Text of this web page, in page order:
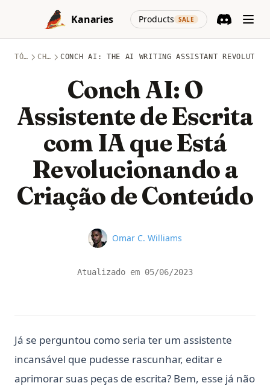
Skip to content
Kanaries
Products SALE
(opens in a
TÓPICOS CHATGPT CONCH AI: THE AI WRITING ASSISTANT
Conch AI: O
Assistente de Escrita
com IA que Está
Revolucionando a
Criação de Conteúdo
Name
Omar C. Williams
Atualizado em 05/06/2023
Já se perguntou como seria ter um assistente
incansável que pudesse rascunhar, editar e
aprimorar suas peças de escrita? Bem, esse já não